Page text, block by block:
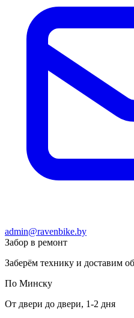
admin@ravenbike.by
Забор в ремонт
Заберём технику и доставим
По Минску
От двери до двери, 1-2 дня